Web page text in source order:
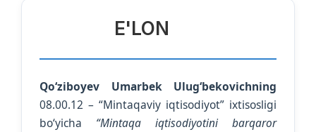
E'LON
Qo‘ziboyev Umarbek Ulug‘bekovichning
08.00.12 – “Mintaqaviy iqtisodiyot” ixtisosligi
bo‘yicha “Mintaqa iqtisodiyotini barqaror